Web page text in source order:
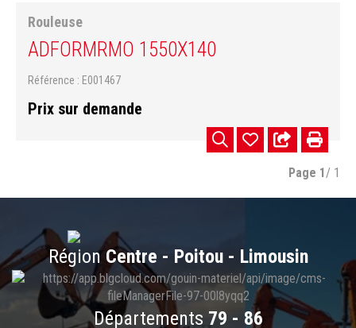
Rouleuse
ADFORM RMO 1550X140
Référence E001467
Prix sur demande
Page 1/ 1
Région Centre - Poitou - Limousin
Départements 79 - 86